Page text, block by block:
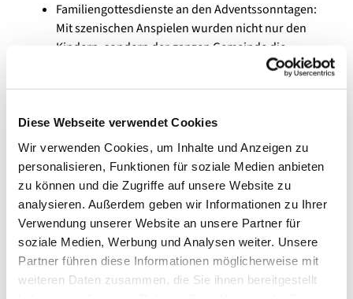
Diese Webseite verwendet Cookies
Wir verwenden Cookies, um Inhalte und Anzeigen zu
personalisieren, Funktionen für soziale Medien anbieten
zu können und die Zugriffe auf unsere Website zu
analysieren. Außerdem geben wir Informationen zu Ihrer
Verwendung unserer Website an unsere Partner für
soziale Medien, Werbung und Analysen weiter. Unsere
Partner führen diese Informationen möglicherweise mit
weiteren Daten zusammen, die Sie ihnen bereitgestellt
Familiengottesdienste an den Adventssonntagen:
Mit szenischen Anspielen wurden nicht nur den
Kindern, sondern der ganzen Gemeinde die
Lesungen nahegebracht: Ein Werkzeugkasten, ein
platter Fahrradreifen und ein motzender
Tochter reparieren will, sieht man nicht alle Tage im
Gottesdienst. Aber der Katehetin gelang es mit
Unterstützung der Kinder den Vater dazu zu
bringen „Das Kleid des Elends“ wieder auszuziehen
und „umzukehren“, wie es in den Lesungen stand.
(Vor-)Weihnachtsfeier der Ministranten: Mit einem
lustigen Ministrantenquiz, einem leckeren Essen
und einem kleinem Geschenk feierten die